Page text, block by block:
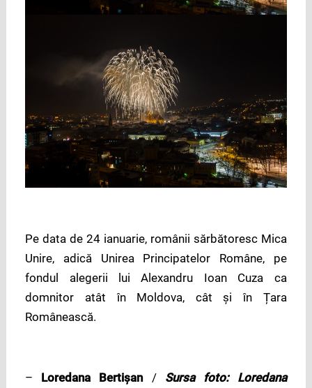
Pe data de 24 ianuarie, românii sărbătoresc Mica
Unire, adică Unirea Principatelor Române, pe
fondul alegerii lui Alexandru Ioan Cuza ca
domnitor atât în Moldova, cât și în Țara
Românească.
– Loredana Bertișan/ Sursa foto: Loredana